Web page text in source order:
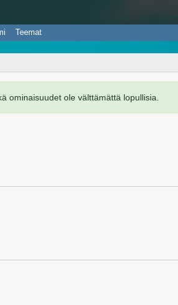
Teemat
ominaisuudet ole välttämättä lopullisia.